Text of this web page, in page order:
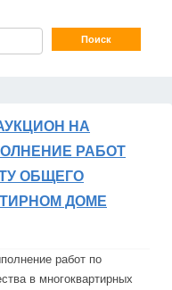
НА
РАБОТ
ОБЩЕГО
ДОМЕ
работ по
в многоквартирных